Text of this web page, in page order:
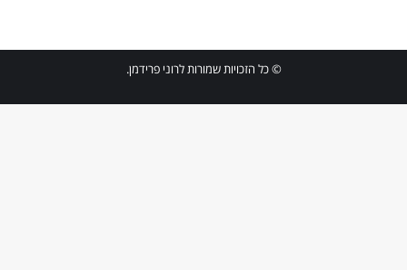
© כל הזכויות שמורות לרוני פרידמן.